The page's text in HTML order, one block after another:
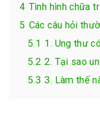
4 Tình hình chữa
5 Các câu hỏi
5.1 1. Ung thư
5.2 2. Tại sao
5.3 3. Làm thế